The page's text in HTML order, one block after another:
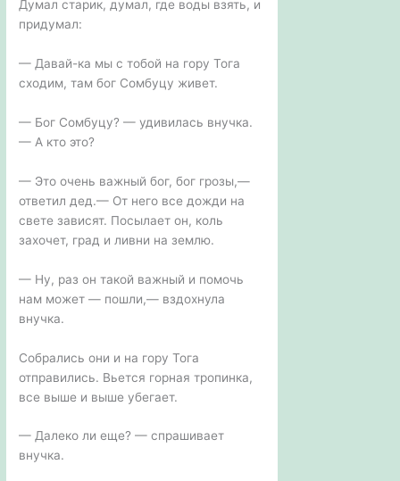
Думал старик, думал, где воды взять, и
придумал:
— Давай-ка мы с тобой на гору Тога
сходим, там бог Сомбуцу живет.
— Бог Сомбуцу? — удивилась внучка.
— А кто это?
— Это очень важный бог, бог грозы,—
ответил дед.— От него все дожди на
свете зависят. Посылает он, коль
захочет, град и ливни на землю.
— Ну, раз он такой важный и помочь
нам может — пошли,— вздохнула
внучка.
Собрались они и на гору Тога
отправились. Вьется горная тропинка,
все выше и выше убегает.
— Далеко ли еще? — спрашивает
внучка.